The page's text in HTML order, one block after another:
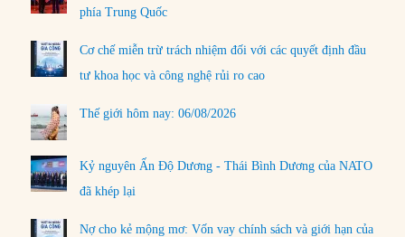
phía Trung Quốc
Cơ chế miễn trừ trách nhiệm đối với các quyết định đầu
tư khoa học và công nghệ rủi ro cao
Thế giới hôm nay: 06/08/2026
Kỷ nguyên Ấn Độ Dương - Thái Bình Dương của NATO
đã khép lại
Nợ cho kẻ mộng mơ: Vốn vay chính sách và giới hạn của